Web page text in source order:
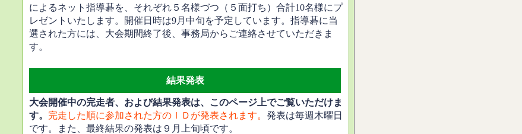
によるネット指導碁を、それぞれ５名様づつ（５面打ち）合計10名様にプ
レゼントいたします。開催日時は9月中旬を予定しています。指導碁に当
選された方には、大会期間終了後、事務局からご連絡させていただきま
す。
結果発表
大会開催中の完走者、および結果発表は、このページ上でご覧いただけま
す。 完走した順に参加された方のＩＤが発表されます。 発表は毎週木曜日
です。また、最終結果の発表は９月上旬頃です。